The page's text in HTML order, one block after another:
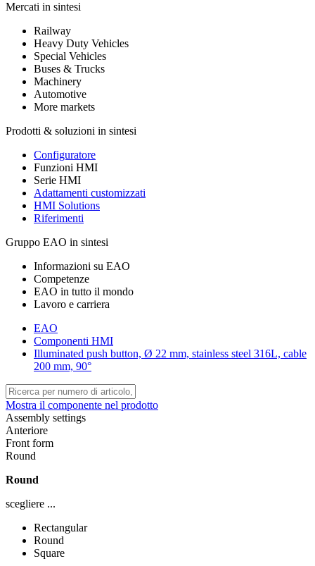
Mercati in sintesi
Railway
Heavy Duty Vehicles
Special Vehicles
Buses & Trucks
Machinery
Automotive
More markets
Prodotti & soluzioni in sintesi
Configuratore
Funzioni HMI
Serie HMI
Adattamenti customizzati
HMI Solutions
Riferimenti
Gruppo EAO in sintesi
Informazioni su EAO
Competenze
EAO in tutto il mondo
Lavoro e carriera
EAO
Componenti HMI
Illuminated push button, Ø 22 mm, stainless steel 316L, cable
200 mm, 90°
Mostra il componente nel prodotto
Assembly settings
Anteriore
Front form
Round
Round
scegliere ...
Rectangular
Round
Square